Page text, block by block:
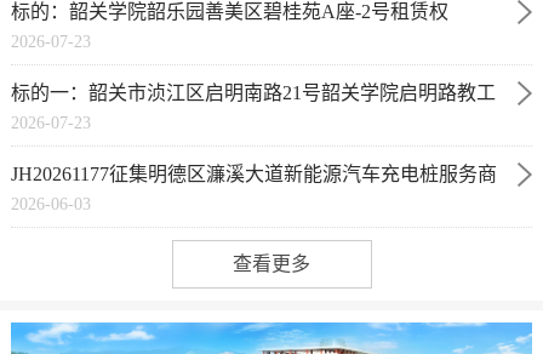
标的：韶关学院韶乐园善美区碧桂苑A座-2号租赁权
2026-07-23
标的一：韶关市浈江区启明南路21号韶关学院启明路教工
宿舍B座-3号商铺租赁权
2026-07-23
JH20261177征集明德区濂溪大道新能源汽车充电桩服务商
2026-06-03
查看更多